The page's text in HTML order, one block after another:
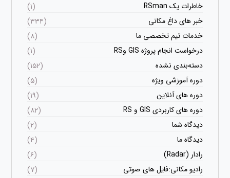
خاطرات یک RSman
(۱)
خبر های داغ مکانی
(۳۳۴)
خدمات تیم تخصصی ما
(۸)
درخواست انجام پروژه GIS وRS
(۱)
دسته‌بندی نشده
(۱۵۲)
دوره آموزشی ویژه
(۵)
دوره های آنلاین
(۱۹)
دوره های کاربردی GIS و RS
(۸۲)
دیدگاه شما
(۲)
دیدگاه ما
(۴)
رادار (Radar)
(۶)
رادیو مکانی:فایل های صوتی
(۷)